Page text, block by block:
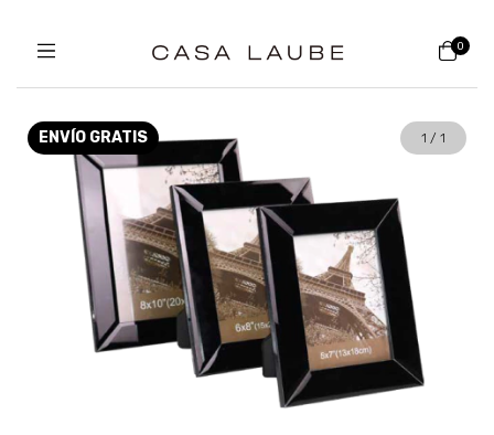
0
ENVÍO GRATIS 1 / 1